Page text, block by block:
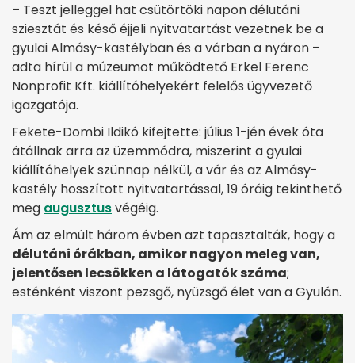
– Teszt jelleggel hat csütörtöki napon délutáni
sziesztát és késő éjjeli nyitvatartást vezetnek be a
gyulai Almásy-kastélyban és a várban a nyáron –
adta hírül a múzeumot működtető Erkel Ferenc
Nonprofit Kft. kiállítóhelyekért felelős ügyvezető
igazgatója.
Fekete-Dombi Ildikó kifejtette: július 1-jén évek óta
átállnak arra az üzemmódra, miszerint a gyulai
kiállítóhelyek szünnap nélkül, a vár és az Almásy-
kastély hosszított nyitvatartással, 19 óráig tekinthető
meg augusztusvégéig.
Ám az elmúlt három évben azt tapasztalták, hogy a
délutáni órákban, amikor nagyon meleg van,
jelentősen lecsökken a látogatók száma;
esténként viszont pezsgő, nyüzsgő élet van a Gyulán.